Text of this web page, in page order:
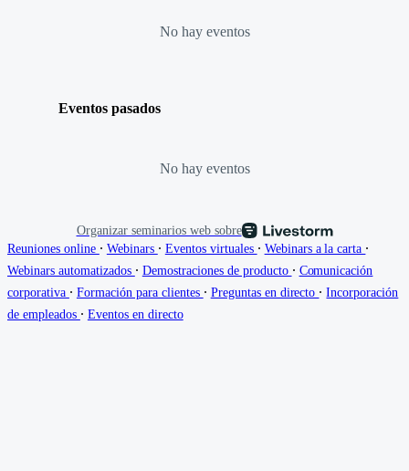
No hay eventos
Eventos pasados
No hay eventos
Organizar seminarios web sobre
Reuniones online ∙ Webinars ∙ Eventos virtuales ∙ Webinars a la carta ∙
Webinars automatizados ∙ Demostraciones de producto ∙ Comunicación
corporativa ∙ Formación para clientes ∙ Preguntas en directo ∙ Incorporación
de empleados ∙ Eventos en directo